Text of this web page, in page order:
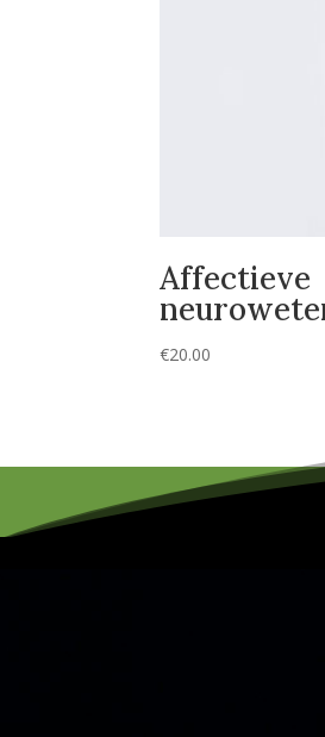
Affectieve
€20.00